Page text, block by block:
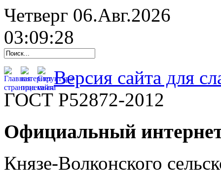
Четверг 06.Авг.2026
03:09:29
Версия сайта для
ГОСТ Р52872-2012
Официальный
Князе-Волконского